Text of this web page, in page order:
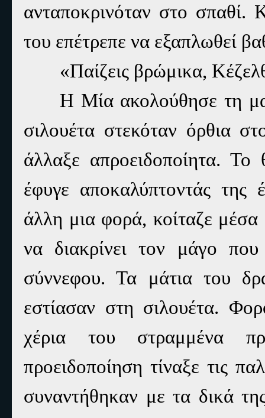
ανταποκρινόταν στο σπαθί.
του επέτρεπε να εξαπλωθεί
«Παίζεις βρώμικα,
Η Μία ακολούθησε τη
σιλουέτα στεκόταν όρθια
άλλαξε απροειδοποίητα.
έφυγε αποκαλύπτοντάς
άλλη μια φορά, κοίταζε
να διακρίνει τον μάγο
σύννεφου. Τα μάτια του
εστίασαν στη σιλουέτα.
χέρια του στραμμένα
προειδοποίηση τίναξε τις
συναντήθηκαν με τα δικά